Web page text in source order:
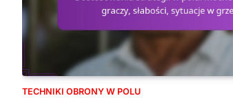
TECHNIKI OBRONY W POLU